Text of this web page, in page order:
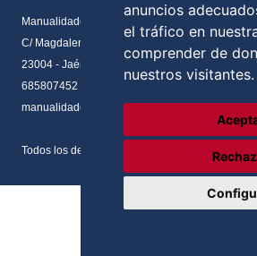
anuncios
el tráfico en
comprender de
nuestros visitantes.
Manualidades Flores
C/ Magdalena del prado, N.2 Local
23004 - Jaén - Andalucia
685807452
manualidadesflores@manualnova.com
Todos los derechos reservados. Desarrollado por